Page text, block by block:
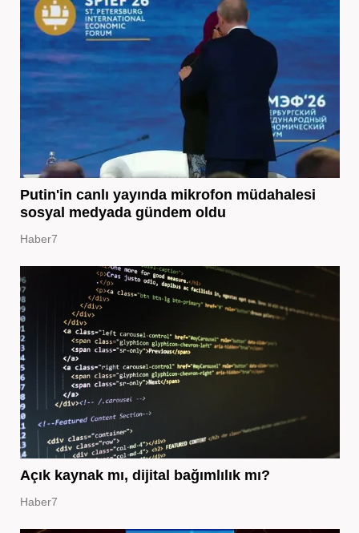
Putin'in canlı yayında mikrofon müdahalesi
sosyal medyada gündem oldu
Haber7
Açık kaynak mı, dijital bağımlılık mı?
Haber7